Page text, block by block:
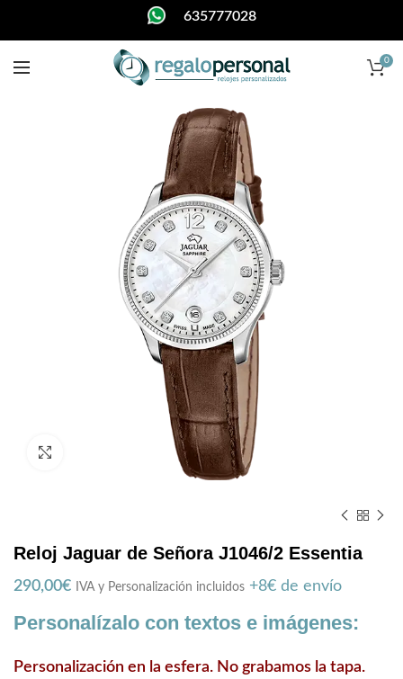
635777028
0
Reloj Jaguar de Señora J1046/2 Essentia
290,00€ IVA y Personalización incluidos +8€ de envío
Personalízalo con textos e imágenes:
Personalización en la esfera. No grabamos la tapa.